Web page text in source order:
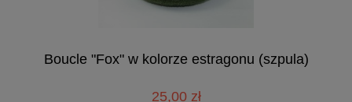
Boucle "Fox" w kolorze estragonu (szpula)
25,00 zł